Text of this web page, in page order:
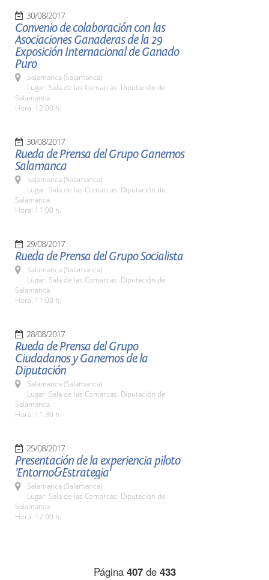
30/08/2017
Convenio de colaboración con las
Asociaciones Ganaderas de la 29
Exposición Internacional de Ganado
Puro
Salamanca (Salamanca)
Lugar: Sala de las Comarcas. Diputación de
Salamanca
Hora: 12:00 h.
30/08/2017
Rueda de Prensa del Grupo Ganemos
Salamanca
Salamanca (Salamanca)
Lugar: Sala de las Comarcas. Diputación de
Salamanca
Hora: 11:00 h.
29/08/2017
Rueda de Prensa del Grupo Socialista
Salamanca (Salamanca)
Lugar: Sala de las Comarcas. Diputación de
Salamanca
Hora: 11:00 h.
28/08/2017
Rueda de Prensa del Grupo
Ciudadanos y Ganemos de la
Diputación
Salamanca (Salamanca)
Lugar: Sala de las Comarcas. Diputación de
Salamanca
Hora: 11:30 h.
25/08/2017
Presentación de la experiencia piloto
'Entorno&Estrategia'
Salamanca (Salamanca)
Lugar: Sala de las Comarcas. Diputación de
Salamanca
Hora: 12:00 h.
Página 407de 433